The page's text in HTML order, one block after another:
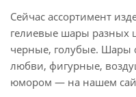
Сейчас ассортимент
гелиевые шары разных
черные, голубые. Шары
любви, фигурные,
юмором — на нашем